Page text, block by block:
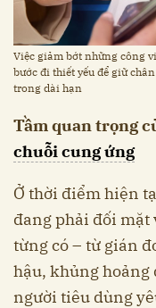
Việc giảm bớt những công
bước đi thiết yếu để giữ
trong dài hạn
Tầm quan trọng
chuỗi cung ứng
Ở thời điểm hiện
đang phải đối mặt
từng có – từ gián
hậu, khủng
người tiêu dùng